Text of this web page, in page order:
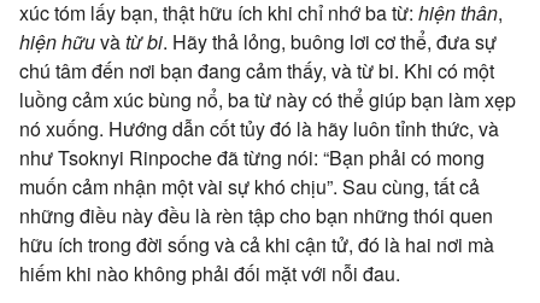
xúc tóm lấy bạn, thật hữu ích khi chỉ nhớ ba từ: hiện thân,
hiện hữuvàtừ bi. Hãy thả lỏng, buông lơi cơ thể, đưa sự
chú tâm đến nơi bạn đang cảm thấy, và từ bi. Khi có một
luồng cảm xúc bùng nổ, ba từ này có thể giúp bạn làm xẹp
nó xuống. Hướng dẫn cốt tủy đó là hãy luôn tỉnh thức, và
như Tsoknyi Rinpoche đã từng nói: “Bạn phải có mong
muốn cảm nhận một vài sự khó chịu”. Sau cùng, tất cả
những điều này đều là rèn tập cho bạn những thói quen
hữu ích trong đời sống và cả khi cận tử, đó là hai nơi mà
hiếm khi nào không phải đối mặt với nỗi đau.